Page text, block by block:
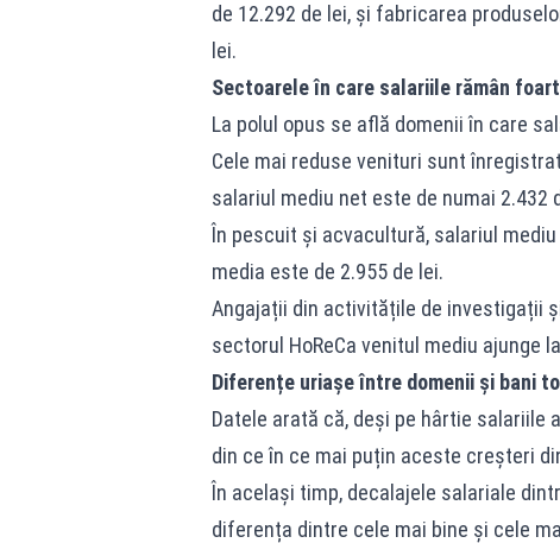
de 12.292 de lei, și fabricarea
lei.
Sectoarele în care salariile rămân
La polul opus se află domenii în care
Cele mai reduse venituri sunt
salariul mediu net este de numai 2.432
În pescuit și acvacultură, salariul
media este de 2.955 de lei.
Angajații din activitățile de investigații
sectorul HoReCa venitul mediu ajunge
Diferențe uriașe între domenii și bani
Datele arată că, deși pe hârtie
din ce în ce mai puțin aceste creșteri
În același timp, decalajele salariale
diferența dintre cele mai bine și cele